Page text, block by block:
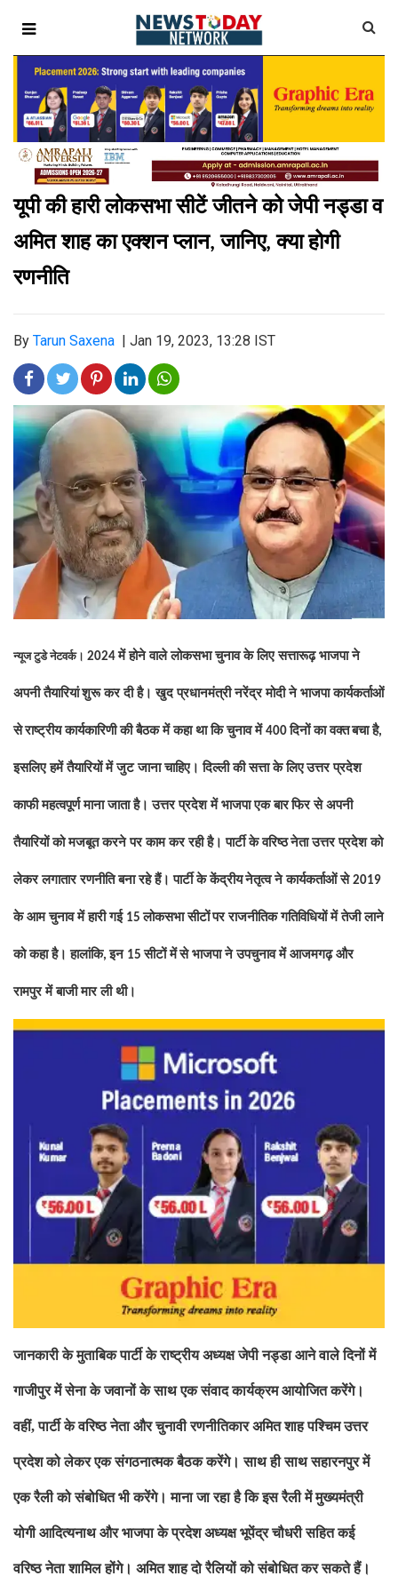
यूपी की हारी लोकसभा सीटें जीतने को जेपी नड्डा व
अमित शाह का एक्‍शन प्‍लान, जानिए, क्‍या होगी
रणनीति
By Tarun Saxena Jan 19, 2023, 13:28 IST
न्‍यूज टुडे नेटवर्क। 2024में होने वाले लोकसभा चुनाव के लिए सत्तारूढ़ भाजपा ने
अपनी तैयारियांशुरू कर दी है। खुद प्रधानमंत्री नरेंद्र मोदी ने भाजपा कार्यकर्ताओं
सेराष्ट्रीय कार्यकारिणी की बैठक में कहा था कि चुनाव में 400दिनों का वक्तबचा है,
इसलिए हमें तैयारियों में जुट जाना चाहिए। दिल्ली की सत्ता के लिएउत्तर प्रदेश
काफी महत्वपूर्ण माना जाता है। उत्तर प्रदेश में भाजपा एक बारफिर से अपनी
तैयारियों को मजबूत करने पर काम कर रही है। पार्टी के वरिष्ठनेता उत्तर प्रदेश को
लेकर लगातार रणनीति बना रहे हैं। पार्टी के केंद्रीयनेतृत्व ने कार्यकर्ताओं से 2019
के आम चुनाव में हारी गई 15लोकसभा सीटोंपर राजनीतिक गतिविधियों में तेजी लाने
को कहा है। हालांकि,इन 15सीटों मेंसे भाजपा ने उपचुनाव में आजमगढ़ और
रामपुर में बाजी मार ली थी।
जानकारी के मुताबिक पार्टी के राष्ट्रीय अध्यक्ष जेपी नड्डा आने वाले दिनों में
गाजीपुर में सेना के जवानों के साथ एक संवाद कार्यक्रम आयोजित करेंगे।
वहीं,पार्टी के वरिष्ठ नेता और चुनावी रणनीतिकार अमित शाह पश्चिम उत्तर
प्रदेश को लेकर एक संगठनात्मक बैठक करेंगे। साथ ही साथ सहारनपुर में
एक रैली को संबोधित भी करेंगे। माना जा रहा है कि इस रैली में मुख्यमंत्री
योगी आदित्यनाथ और भाजपा के प्रदेश अध्यक्ष भूपेंद्र चौधरी सहित कई
वरिष्ठ नेता शामिल होंगे। अमित शाह दो रैलियों को संबोधित कर सकते हैं।